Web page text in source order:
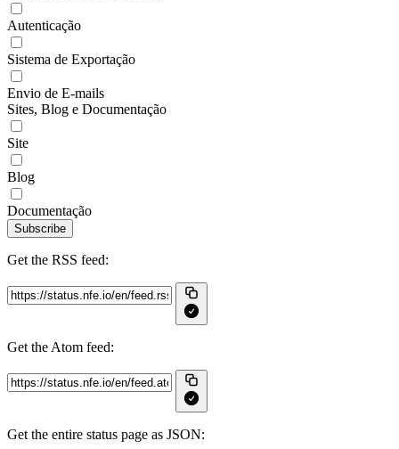
Autenticação
Sistema de Exportação
Envio de E-mails
Sites, Blog e Documentação
Site
Blog
Documentação
Subscribe
Get the RSS feed:
Get the Atom feed:
Get the entire status page as JSON: